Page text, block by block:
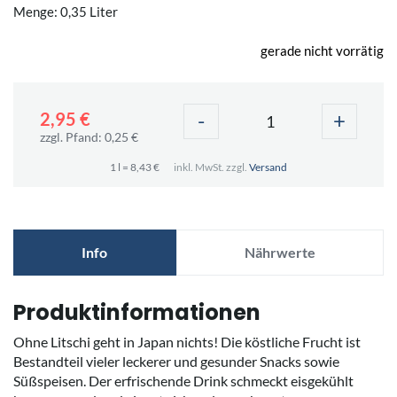
Menge: 0,35 Liter
gerade nicht vorrätig
2,95 €
zzgl. Pfand: 0,25 €
- +
1 l = 8,43 € inkl. MwSt. zzgl. Versand
Info Nährwerte
Produktinformationen
Ohne Litschi geht in Japan nichts! Die köstliche Frucht ist
Bestandteil vieler leckerer und gesunder Snacks sowie
Süßspeisen. Der erfrischende Drink schmeckt eisgekühlt